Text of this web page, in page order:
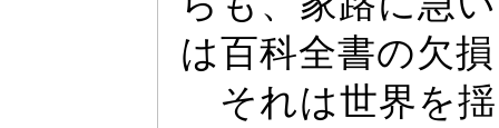
は百科全書の欠
それは世界を